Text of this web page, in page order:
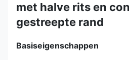
met halve rits en
gestreepte rand
Basiseigenschappen